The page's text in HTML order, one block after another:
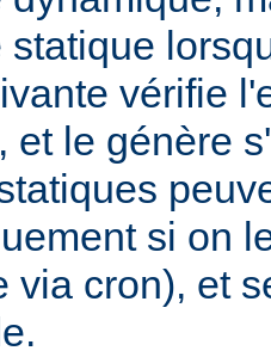
statique
vérifie
et le génère
si on
via cron), et